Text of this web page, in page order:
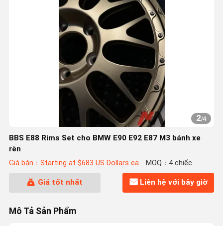
2/4
BBS E88 Rims Set cho BMW E90 E92 E87 M3 bánh xe
rèn
Giá bán：Starting at $683 US Dollars ea MOQ：4 chiếc
Giá tốt nhất Liên hệ với bây giờ
Mô Tả Sản Phẩm